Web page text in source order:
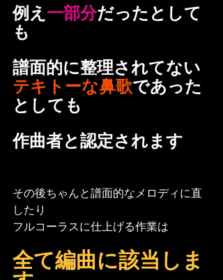
例え 一部分だったとして
も
譜面的に整理されてない
テキトーな鼻歌であった
としても
作曲者と認定されます
その後ちゃんと譜面的なメロディに直
したり
フルコーラスに仕上げる作業は
全て編曲に該当しま